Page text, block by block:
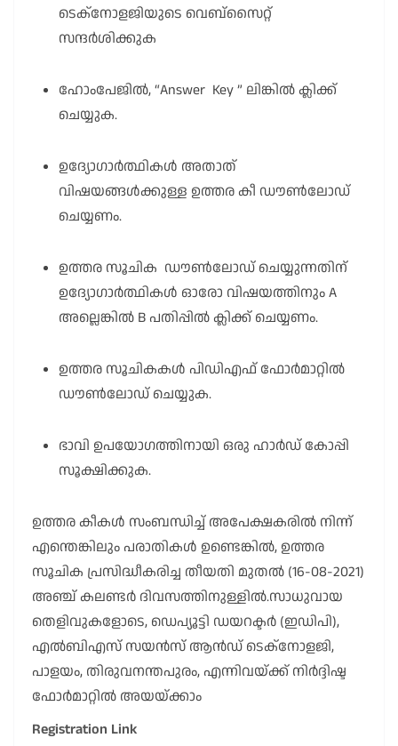
ടെക്നോളജിയുടെ വെബ്സൈറ്റ്
സന്ദർശിക്കുക
ഹോംപേജിൽ, “Answer Key ” ലിങ്കിൽ ക്ലിക്ക്
ചെയ്യുക.
ഉദ്യോഗാർത്ഥികൾ അതാത്
വിഷയങ്ങൾക്കുള്ള ഉത്തര കീ ഡൗൺലോഡ്
ചെയ്യണം.
ഉത്തര സൂചിക ഡൗൺലോഡ് ചെയ്യുന്നതിന്
ഉദ്യോഗാർത്ഥികൾ ഓരോ വിഷയത്തിനും A
അല്ലെങ്കിൽ B പതിപ്പിൽ ക്ലിക്ക് ചെയ്യണം.
ഉത്തര സൂചികകൾ പിഡിഎഫ് ഫോർമാറ്റിൽ
ഡൗൺലോഡ് ചെയ്യുക.
ഭാവി ഉപയോഗത്തിനായി ഒരു ഹാർഡ് കോപ്പി
സൂക്ഷിക്കുക.
ഉത്തര കീകൾ സംബന്ധിച്ച് അപേക്ഷകരിൽ നിന്ന്
എന്തെങ്കിലും പരാതികൾ ഉണ്ടെങ്കിൽ, ഉത്തര
സൂചിക പ്രസിദ്ധീകരിച്ച തീയതി മുതൽ (16-08-2021)
അഞ്ച് കലണ്ടർ ദിവസത്തിനുള്ളിൽ.സാധുവായ
തെളിവുകളോടെ, ഡെപ്യൂട്ടി ഡയറക്ടർ (ഇഡിപി),
എൽബിഎസ് സയൻസ് ആൻഡ് ടെക്നോളജി,
പാളയം, തിരുവനന്തപുരം, എന്നിവയ്ക്ക് നിർദ്ദിഷ്ട
ഫോർമാറ്റിൽ അയയ്ക്കാം
Registration Link